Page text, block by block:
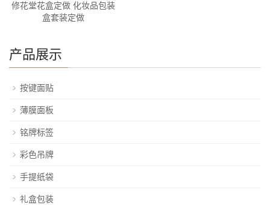
修花堂花盒定做 化妆品包装
盒套装定做
产品展示
按键面贴
薄膜面板
铭牌标签
彩色吊牌
手提纸袋
礼盒包装